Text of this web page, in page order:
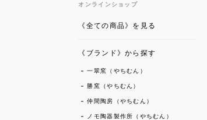
オンラインショップ
《全ての商品》を見る
《ブランド》から探す
一翠窯（やちむん）
勝窯（やちむん）
仲間陶房（やちむん）
ノモ陶器製作所（やちむん）